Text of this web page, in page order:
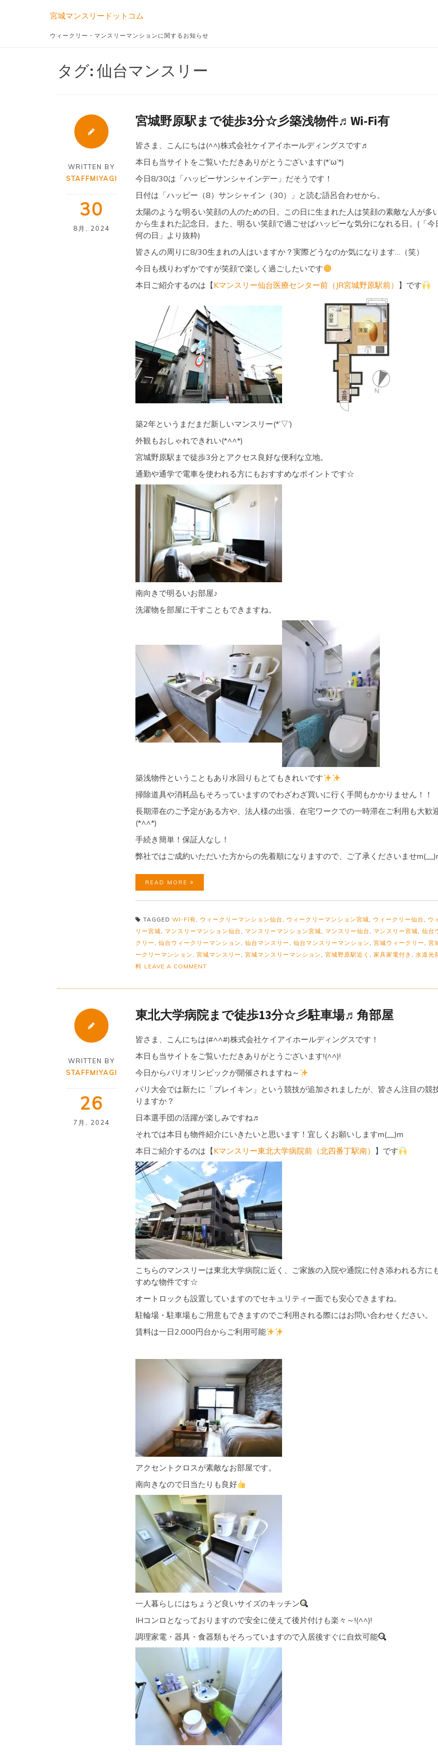
宮城マンスリードットコム
ウィークリー・マンスリーマンションに関するお知らせ
タグ: 仙台マンスリー
WRITTEN BY
STAFFMIYAGI
30
8月 , 2024
宮城野原駅まで徒歩3分☆彡築浅物件♬Wi-Fi有
皆さま、こんにちは(^^)株式会社ケイアイホールディングスです♬
本日も当サイトをご覧いただきありがとうございます(*’ω’*)
今日8/30は「ハッピーサンシャインデー」だそうです！
日付は「ハッピー（8）サンシャイン（30）」と読む語呂合わせから。
太陽のような明るい笑顔の人のための日。この日に生まれた人は笑顔の素敵な人が多
から生まれた記念日。また、明るい笑顔で過ごせばハッピーな気分になれる日。(「今
何の日」より抜粋)
皆さんの周りに8/30生まれの人はいますか？実際どうなのか気になります…（笑）
今日も残りわずかですが笑顔で楽しく過ごしたいです
本日ご紹介するのは【Kマンスリー仙台医療センター前（JR宮城野原駅前） 】です
築2年というまだまだ新しいマンスリー(*’▽’)
外観もおしゃれできれい(*^^*)
宮城野原駅まで徒歩3分とアクセス良好な便利な立地。
通勤や通学で電車を使われる方にもおすすめなポイントです☆
南向きで明るいお部屋♪
洗濯物を部屋に干すこともできますね。
築浅物件ということもあり水回りもとてもきれいです
掃除道具や消耗品もそろっていますのでわざわざ買いに行く手間もかかりません！！
長期滞在のご予定がある方や、法人様の出張、在宅ワークでの一時滞在ご利用も大歓
(*^^*)
手続き簡単！保証人なし！
弊社ではご成約いただいた方からの先着順になりますので、ご了承くださいませ
READ MORE
TAGGED WI-FI有, ウィークリーマンション仙台 , ウィークリーマンション宮城, ウィークリー仙台 , ウ
リー宮城, マンスリーマンション仙台 , マンスリーマンション宮城, マンスリー仙台 , マンスリー宮城, 仙台
クリー , 仙台ウィークリーマンション , 仙台マンスリー , 仙台マンスリーマンション , 宮城ウィークリー , 宮
ークリーマンション , 宮城マンスリー , 宮城マンスリーマンション , 宮城野原駅近く , 家具家電付き , 水道光
料 LEAVE A COMMENT
野
ま
歩
3
分
☆
彡
築
件
♬WI-
FI
有
WRITTEN BY
STAFFMIYAGI
26
7月 , 2024
東北大学病院まで徒歩13分☆彡駐車場♬角部屋
皆さま、こんにちは(#^^#)株式会社ケイアイホールディングスです！
本日も当サイトをご覧いただきありがとうございます!(^^)!
今日からパリオリンピックが開催されますね～
パリ大会では新たに「ブレイキン」という競技が追加されましたが、皆さん注目の競
りますか？
日本選手団の活躍が楽しみですね♬
それでは本日も物件紹介にいきたいと思います！宜しくお願いしますm(__)m
本日ご紹介するのは【Kマンスリー東北大学病院前（北四番丁駅南） 】です
こちらのマンスリーは東北大学病院に近く、ご家族の入院や通院に付き添われる方に
すめな物件です☆
オートロックも設置していますのでセキュリティー面でも安心できますね。
駐輪場・駐車場もご用意もできますのでご利用される際にはお問い合わせください。
賃料は一日2,000円台からご利用可能
アクセントクロスが素敵なお部屋です。
南向きなので日当たりも良好
一人暮らしにはちょうど良いサイズのキッチン
IHコンロとなっておりますので安全に使えて後片付けも楽々～!(^^)!
調理家電・器具・食器類もそろっていますので入居後すぐに自炊可能